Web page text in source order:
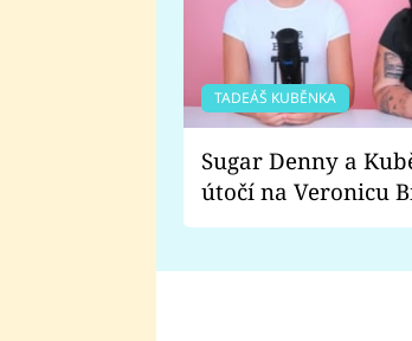
TADEÁŠ KUBĚNKA
Sugar Denny a
útočí na Veronicu
Proč je podle nich